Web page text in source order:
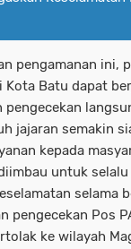
pengamanan ini,
Batu dapat
pengecekan
jajaran semakin
kepada
untuk
selama
pengecekan Pos
ke wilayah